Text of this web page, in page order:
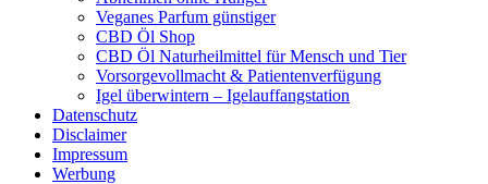
Veganes Parfum günstiger
CBD Öl Shop
CBD Öl Naturheilmittel für Mensch und Tier
Vorsorgevollmacht & Patientenverfügung
Igel überwintern – Igelauffangstation
Datenschutz
Disclaimer
Impressum
Werbung